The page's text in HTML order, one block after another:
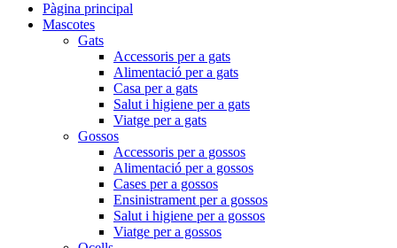
Pàgina principal
Mascotes
Gats
Accessoris per a gats
Alimentació per a gats
Casa per a gats
Salut i higiene per a gats
Viatge per a gats
Gossos
Accessoris per a gossos
Alimentació per a gossos
Cases per a gossos
Ensinistrament per a gossos
Salut i higiene per a gossos
Viatge per a gossos